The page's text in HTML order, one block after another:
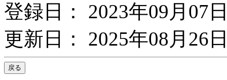
登録日： 2023年09月07
更新日： 2025年08月26